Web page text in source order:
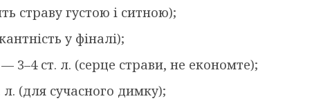
страву густою і ситною);
у фіналі);
ст. л. (серце страви, не економте);
(для сучасного димку);